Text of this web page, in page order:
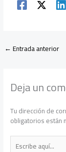
←Entrada anterior
Deja un
Tu dirección de
obligatorios están
Escribe